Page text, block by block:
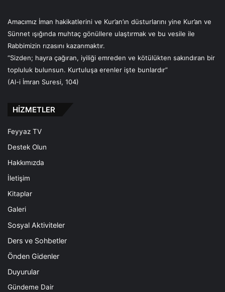
Amacımız İman hakikatlerini ve Kur’an’ın düsturlarını yine Kur’an ve
Sünnet ışığında muhtaç gönüllere ulaştırmak ve bu vesile ile
Rabbimizin rızasını kazanmaktır.
“Sizden; hayra çağıran, iyiliği emreden ve kötülükten sakındıran bir
topluluk bulunsun. Kurtuluşa erenler işte bunlardır”
(Al-i İmran Suresi, 104)
HİZMETLER
Feyyaz TV
Destek Olun
Hakkımızda
İletişim
Kitaplar
Galeri
Sosyal Aktiviteler
Ders ve Sohbetler
Önden Gidenler
Duyurular
Gündeme Dair